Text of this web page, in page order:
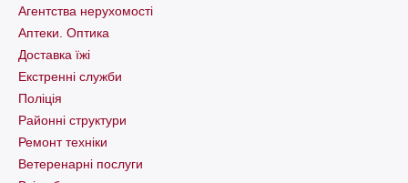
Агентства нерухомості
Аптеки. Оптика
Доставка їжі
Екстренні служби
Поліція
Районні структури
Ремонт техніки
Ветеренарні послуги